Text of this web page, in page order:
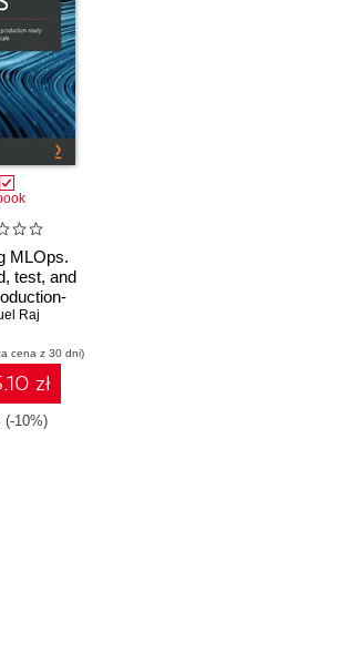
MLOps.
test, and
learning
Raj
cena z 30 dni)
zł
(-10%)